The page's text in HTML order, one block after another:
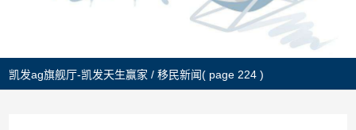
凯发ag旗舰厅-凯发天生赢家 /移民新闻( page 224 )